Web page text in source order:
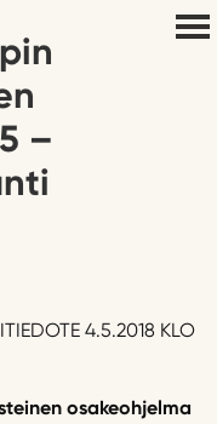
–
4.5.2018 KLO
osakeohjelma